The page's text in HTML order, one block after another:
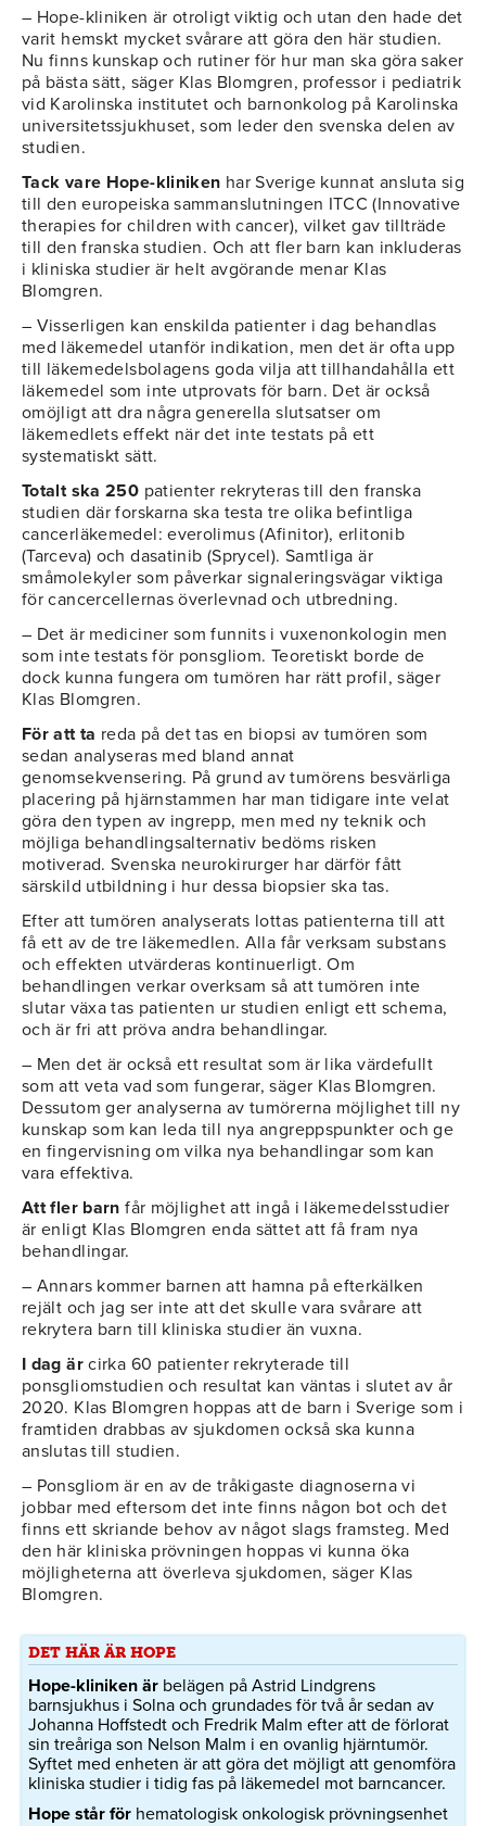
– Hope-kliniken är otroligt viktig och utan den hade det
varit hemskt mycket svårare att göra den här studien.
Nu finns kunskap och rutiner för hur man ska göra saker
på bästa sätt, säger Klas Blomgren, professor i pediatrik
vid Karolinska institutet och barnonkolog på Karolinska
universitetssjukhuset, som leder den svenska delen av
studien.
Tack vare Hope-kliniken har Sverige kunnat ansluta sig
till den europeiska sammanslutningen ITCC (Innovative
therapies for children with cancer), vilket gav tillträde
till den franska studien. Och att fler barn kan inkluderas
i kliniska studier är helt avgörande menar Klas
Blomgren.
– Visserligen kan enskilda patienter i dag behandlas
med läkemedel utanför indikation, men det är ofta upp
till läkemedelsbolagens goda vilja att tillhandahålla ett
läkemedel som inte utprovats för barn. Det är också
omöjligt att dra några generella slutsatser om
läkemedlets effekt när det inte testats på ett
systematiskt sätt.
Totalt ska 250 patienter rekryteras till den franska
studien där forskarna ska testa tre olika befintliga
cancerläkemedel: everolimus (Afinitor), erlitonib
(Tarceva) och dasatinib (Sprycel). Samtliga är
småmolekyler som påverkar signaleringsvägar viktiga
för cancercellernas överlevnad och utbredning.
– Det är mediciner som funnits i vuxenonkologin men
som inte testats för ponsgliom. Teoretiskt borde de
dock kunna fungera om tumören har rätt profil, säger
Klas Blomgren.
För att ta reda på det tas en biopsi av tumören som
sedan analyseras med bland annat
genomsekvensering. På grund av tumörens besvärliga
placering på hjärnstammen har man tidigare inte velat
göra den typen av ingrepp, men med ny teknik och
möjliga behandlingsalternativ bedöms risken
motiverad. Svenska neurokirurger har därför fått
särskild utbildning i hur dessa biopsier ska tas.
Efter att tumören analyserats lottas patienterna till att
få ett av de tre läkemedlen. Alla får verksam substans
och effekten utvärderas kontinuerligt. Om
behandlingen verkar overksam så att tumören inte
slutar växa tas patienten ur studien enligt ett schema,
och är fri att pröva andra behandlingar.
– Men det är också ett resultat som är lika värdefullt
som att veta vad som fungerar, säger Klas Blomgren.
Dessutom ger analyserna av tumörerna möjlighet till ny
kunskap som kan leda till nya angreppspunkter och ge
en fingervisning om vilka nya behandlingar som kan
vara effektiva.
Att fler barn får möjlighet att ingå i läkemedelsstudier
är enligt Klas Blomgren enda sättet att få fram nya
behandlingar.
– Annars kommer barnen att hamna på efterkälken
rejält och jag ser inte att det skulle vara svårare att
rekrytera barn till kliniska studier än vuxna.
I dag ärcirka 60 patienter rekryterade till
ponsgliomstudien och resultat kan väntas i slutet av år
2020. Klas Blomgren hoppas att de barn i Sverige som i
framtiden drabbas av sjukdomen också ska kunna
anslutas till studien.
– Ponsgliom är en av de tråkigaste diagnoserna vi
jobbar med eftersom det inte finns någon bot och det
finns ett skriande behov av något slags framsteg. Med
den här kliniska prövningen hoppas vi kunna öka
möjligheterna att överleva sjukdomen, säger Klas
Blomgren.
DET HÄR ÄR HOPE
Hope-kliniken är belägen på Astrid Lindgrens
barnsjukhus i Solna och grundades för två år sedan av
Johanna Hoffstedt och Fredrik Malm efter att de förlorat
sin treåriga son Nelson Malm i en ovanlig hjärntumör.
Syftet med enheten är att göra det möjligt att genomföra
kliniska studier i tidig fas på läkemedel mot barncancer.
Hope står för hematologisk onkologisk prövningsenhet